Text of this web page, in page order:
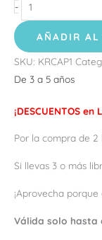
-
AÑADIR AL
SKU: KRCAP1
De 3 a 5 años
¡DESCUENTOS en
Por la compra de 2
Si llevas 3 o más
¡Aprovecha
Válida solo hasta